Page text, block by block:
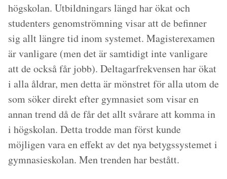
högskolan. Utbildningars längd har ökat och
studenters genomströmning visar att de befinner
sig allt längre tid inom systemet. Magisterexamen
är vanligare (men det är samtidigt inte vanligare
att de också får jobb). Deltagarfrekvensen har ökat
i alla åldrar, men detta är mönstret för alla utom de
som söker direkt efter gymnasiet som visar en
annan trend då de får det allt svårare att komma in
i högskolan. Detta trodde man först kunde
möjligen vara en effekt av det nya betygssystemet i
gymnasieskolan. Men trenden har bestått.